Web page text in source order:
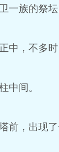
族的祭坛
，不多时
间。
，出现了